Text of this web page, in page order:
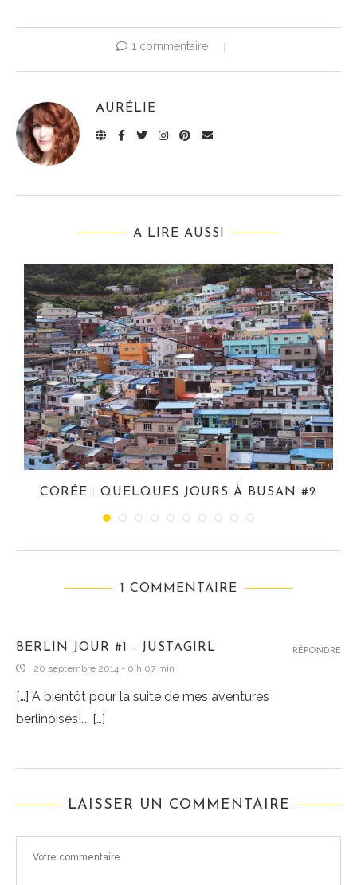
1 commentaire
AURÉLIE
A LIRE AUSSI
CORÉE : QUELQUES JOURS À BUSAN #2
1 COMMENTAIRE
BERLIN JOUR #1 - JUSTAGIRL
20 septembre 2014 - 0 h 07 min
[…] A bientôt pour la suite de mes aventures
berlinoises!…. […]
RÉPONDRE
LAISSER UN COMMENTAIRE